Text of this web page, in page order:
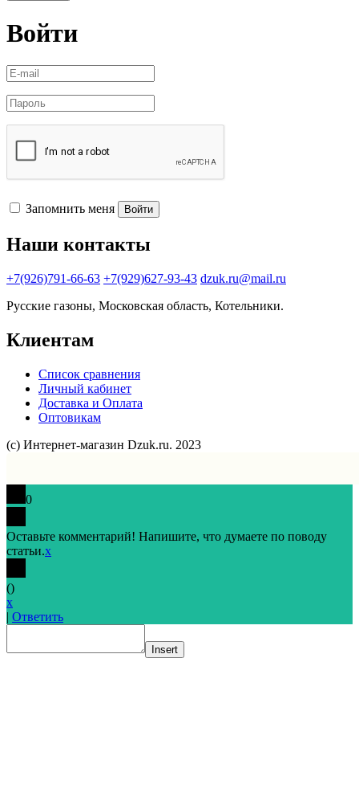
Войти
Запомнить меня Войти
Наши контакты
+7(926)791-66-63 +7(929)627-93-43 dzuk.ru@mail.ru
Русские газоны, Московская область, Котельники.
Клиентам
Список сравнения
Личный кабинет
Доставка и Оплата
Оптовикам
(с) Интернет-магазин Dzuk.ru. 2023
0
Оставьте комментарий! Напишите, что думаете по поводу
статьи.x
()
x
| Ответить
Insert